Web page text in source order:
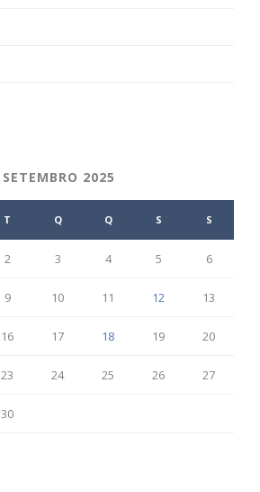
SETEMBRO 2025
T Q Q S S
2 3 4 5 6
9 10 11 12 13
16 17 18 19 20
23 24 25 26 27
30